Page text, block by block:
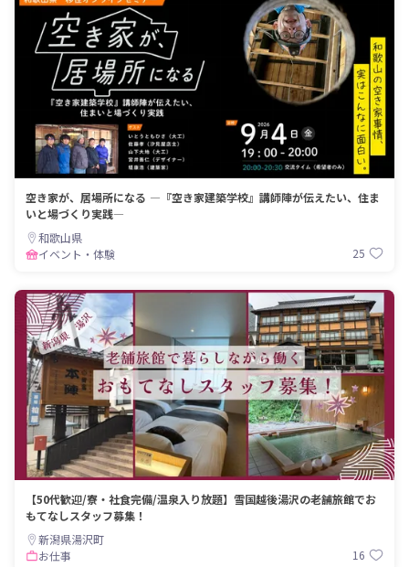
空き家が、居場所になる ―『空き家建築学校』講師陣が伝えたい、住ま
いと場づくり実践―
和歌山県
イベント・体験
25
【50代歓迎/寮・社食完備/温泉入り放題】雪国越後湯沢の老舗旅館でお
もてなしスタッフ募集！
新潟県湯沢町
お仕事
16